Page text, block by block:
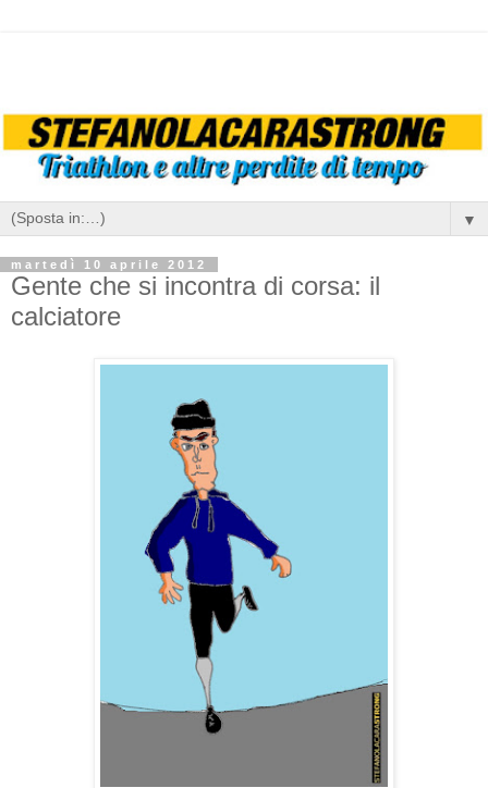
▼
martedì 10 aprile 2012
Gente che si incontra di corsa: il
calciatore